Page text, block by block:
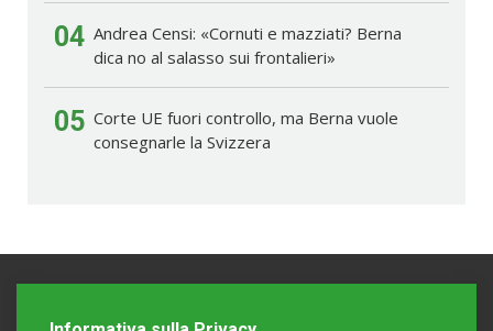
04 Andrea Censi: «Cornuti e mazziati? Berna
dica no al salasso sui frontalieri»
05 Corte UE fuori controllo, ma Berna vuole
consegnarle la Svizzera